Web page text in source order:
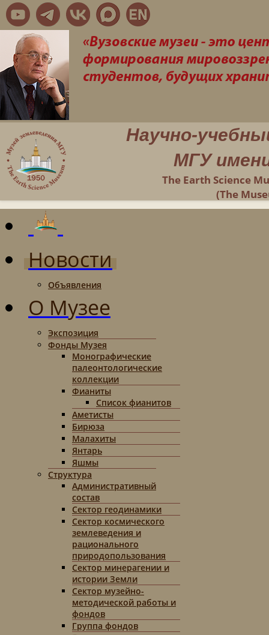
Научно-
МГУ
The Earth Science
(The
Новости
Объявления
О Музее
Экспозиция
Фонды Музея
Монографические
палеонтологические
коллекции
Фианиты
Список фианитов
Аметисты
Бирюза
Малахиты
Янтарь
Яшмы
Структура
Административный
состав
Сектор геодинамики
Сектор космического
землеведения и
рационального
природопользования
Сектор минерагении и
истории Земли
Сектор музейно-
методической работы и
фондов
Группа фондов